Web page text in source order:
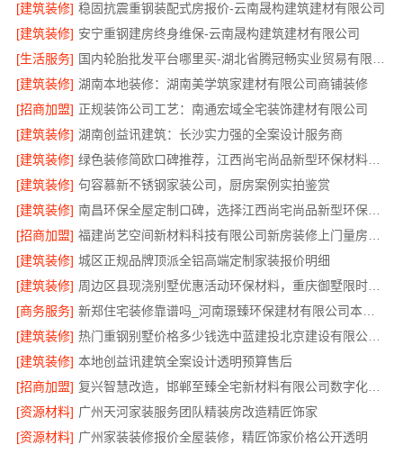
[建筑装修] 稳固抗震重钢装配式房报价-云南晟构建筑建材有限公司
[建筑装修] 安宁重钢建房终身维保-云南晟构建筑建材有限公司
[生活服务]
[建筑装修] 湖南本地装修：湖南美学筑家建材有限公司商铺装修
[招商加盟] 正规装饰公司工艺：南通宏域全宅装饰建材有限公司
[建筑装修] 湖南创益讯建筑：长沙实力强的全案设计服务商
[建筑装修]
绿色装修简欧口碑推荐，江西尚宅尚品新型环保材料有限公司
[建筑装修] 句容慕新不锈钢家装公司，厨房案例实拍鉴赏
[建筑装修]
南昌环保全屋定制口碑，选择江西尚宅尚品新型环保材料有限公司
[招商加盟]
[建筑装修] 城区正规品牌顶派全铝高端定制家装报价明细
[建筑装修]
周边区县现浇别墅优惠活动环保材料，重庆御墅限时推出
[商务服务]
新郑住宅装修靠谱吗_河南璟臻环保建材有限公司本地口碑
[建筑装修]
热门重钢别墅价格多少钱选中蓝建投北京建设有限公司四川
[建筑装修] 本地创益讯建筑全案设计透明预算售后
[招商加盟]
复兴智慧改造，邯郸至臻全宅新材料有限公司数字化精装方案
[资源材料] 广州天河家装服务团队精装房改造精匠饰家
[资源材料] 广州家装装修报价全屋装修，精匠饰家价格公开透明